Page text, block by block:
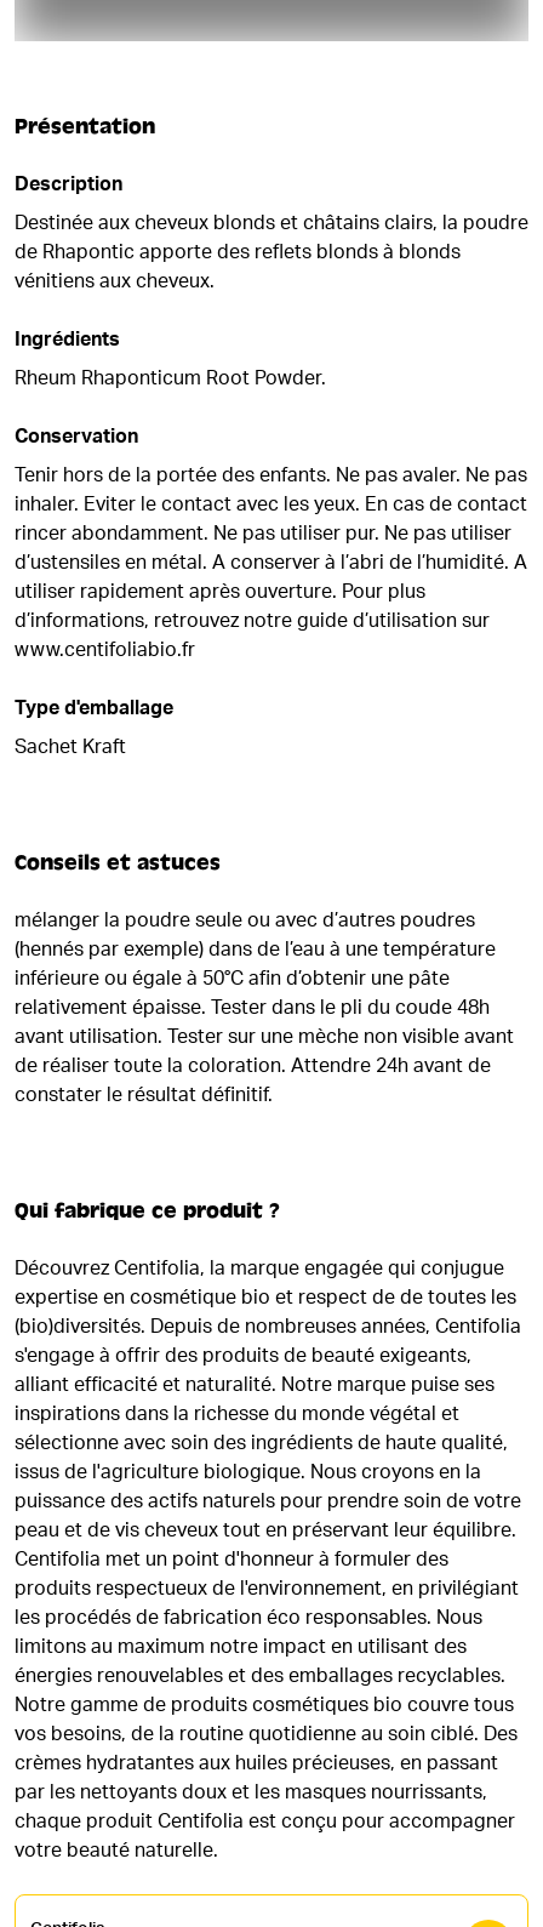
Présentation
Description
Destinée aux cheveux blonds et châtains clairs, la poudre
de Rhapontic apporte des reflets blonds à blonds
vénitiens aux cheveux.
Ingrédients
Rheum Rhaponticum Root Powder.
Conservation
Tenir hors de la portée des enfants. Ne pas avaler. Ne pas
inhaler. Eviter le contact avec les yeux. En cas de contact
rincer abondamment. Ne pas utiliser pur. Ne pas utiliser
d’ustensiles en métal. A conserver à l’abri de l’humidité. A
utiliser rapidement après ouverture. Pour plus
d’informations, retrouvez notre guide d’utilisation sur
www.centifoliabio.fr
Type d'emballage
Sachet Kraft
Conseils et astuces
mélanger la poudre seule ou avec d’autres poudres
(hennés par exemple) dans de l’eau à une température
inférieure ou égale à 50°C afin d’obtenir une pâte
relativement épaisse. Tester dans le pli du coude 48h
avant utilisation. Tester sur une mèche non visible avant
de réaliser toute la coloration. Attendre 24h avant de
constater le résultat définitif.
Qui fabrique ce produit ?
Découvrez Centifolia, la marque engagée qui conjugue
expertise en cosmétique bio et respect de de toutes les
(bio)diversités. Depuis de nombreuses années, Centifolia
s'engage à offrir des produits de beauté exigeants,
alliant efficacité et naturalité. Notre marque puise ses
inspirations dans la richesse du monde végétal et
sélectionne avec soin des ingrédients de haute qualité,
issus de l'agriculture biologique. Nous croyons en la
puissance des actifs naturels pour prendre soin de votre
peau et de vis cheveux tout en préservant leur équilibre.
Centifolia met un point d'honneur à formuler des
produits respectueux de l'environnement, en privilégiant
les procédés de fabrication éco responsables. Nous
limitons au maximum notre impact en utilisant des
énergies renouvelables et des emballages recyclables.
Notre gamme de produits cosmétiques bio couvre tous
vos besoins, de la routine quotidienne au soin ciblé. Des
crèmes hydratantes aux huiles précieuses, en passant
par les nettoyants doux et les masques nourrissants,
chaque produit Centifolia est conçu pour accompagner
votre beauté naturelle.